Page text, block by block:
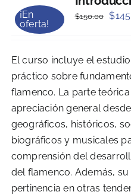
¡En
oferta!
$150.00 $
El curso incluye el
práctico sobre
flamenco. La parte
apreciación general
geográficos, históricos,
biográficos y musicales
comprensión del
del flamenco. Además,
pertinencia en otras